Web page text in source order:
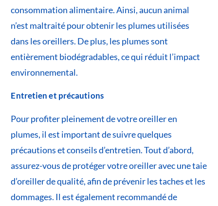
consommation alimentaire. Ainsi, aucun animal
n’est maltraité pour obtenir les plumes utilisées
dans les oreillers. De plus, les plumes sont
entièrement biodégradables, ce qui réduit l’impact
environnemental.
Entretien et précautions
Pour profiter pleinement de votre oreiller en
plumes, il est important de suivre quelques
précautions et conseils d’entretien. Tout d’abord,
assurez-vous de protéger votre oreiller avec une taie
d’oreiller de qualité, afin de prévenir les taches et les
dommages. Il est également recommandé de